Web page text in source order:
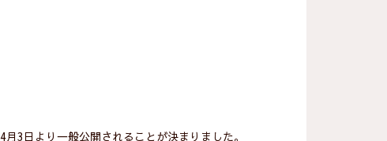
3日より一般公開されることが決まりました。